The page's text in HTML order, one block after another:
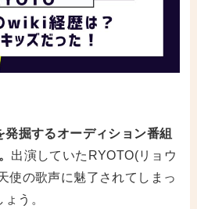
掘するオーディション番組
出演していたRYOTO(リョウ
使の歌声に魅了されてしまっ
う。